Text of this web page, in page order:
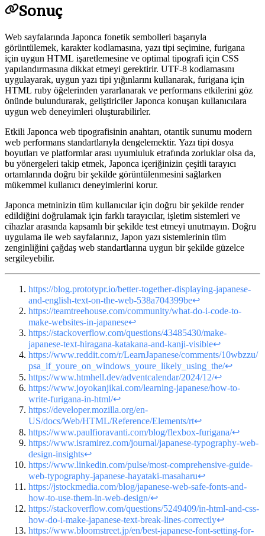
Sonuç
Web sayfalarında Japonca fonetik sembolleri başarıyla
görüntülemek, karakter kodlamasına, yazı tipi seçimine, furigana
için uygun HTML işaretlemesine ve optimal tipografi için CSS
yapılandırmasına dikkat etmeyi gerektirir. UTF-8 kodlamasını
uygulayarak, uygun yazı tipi yığınlarını kullanarak, furigana için
HTML ruby öğelerinden yararlanarak ve performans etkilerini göz
önünde bulundurarak, geliştiriciler Japonca konuşan kullanıcılara
uygun web deneyimleri oluşturabilirler.
Etkili Japonca web tipografisinin anahtarı, otantik sunumu modern
web performans standartlarıyla dengelemektir. Yazı tipi dosya
boyutları ve platformlar arası uyumluluk etrafında zorluklar olsa da,
bu yönergeleri takip etmek, Japonca içeriğinizin çeşitli tarayıcı
ortamlarında doğru bir şekilde görüntülenmesini sağlarken
mükemmel kullanıcı deneyimlerini korur.
Japonca metninizin tüm kullanıcılar için doğru bir şekilde render
edildiğini doğrulamak için farklı tarayıcılar, işletim sistemleri ve
cihazlar arasında kapsamlı bir şekilde test etmeyi unutmayın. Doğru
uygulama ile web sayfalarınız, Japon yazı sistemlerinin tüm
zenginliğini çağdaş web standartlarına uygun bir şekilde güzelce
sergileyebilir.
https://blog.prototypr.io/better-together-displaying-japanese-
and-english-text-on-the-web-538a704399be↩
https://teamtreehouse.com/community/what-do-i-code-to-
make-websites-in-japanese↩
https://stackoverflow.com/questions/43485430/make-
japanese-text-hiragana-katakana-and-kanji-visible↩
https://www.reddit.com/r/LearnJapanese/comments/10wbzzu/
psa_if_youre_on_windows_youre_likely_using_the/↩
https://www.htmhell.dev/adventcalendar/2024/12/↩
https://www.joyokanjikai.com/learning-japanese/how-to-
write-furigana-in-html/↩
https://developer.mozilla.org/en-
US/docs/Web/HTML/Reference/Elements/rt↩
https://www.paulfioravanti.com/blog/flexbox-furigana/↩
https://www.isramirez.com/journal/japanese-typography-web-
design-insights↩
https://www.linkedin.com/pulse/most-comprehensive-guide-
web-typography-japanese-hayataki-masaharu↩
https://jstockmedia.com/blog/japanese-web-safe-fonts-and-
how-to-use-them-in-web-design/↩
https://stackoverflow.com/questions/5249409/in-html-and-css-
how-do-i-make-japanese-text-break-lines-correctly↩
https://www.bloomstreet.jp/en/best-japanese-font-setting-for-